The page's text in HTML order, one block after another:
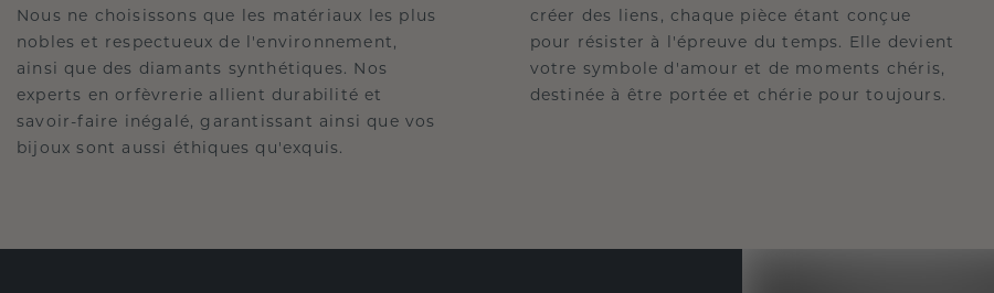
Nous ne choisissons que les matériaux les plus
nobles et respectueux de l'environnement,
ainsi que des diamants synthétiques. Nos
experts en orfèvrerie allient durabilité et
savoir-faire inégalé, garantissant ainsi que vos
bijoux sont aussi éthiques qu'exquis.
créer des liens, chaque pièce étant conçue
pour résister à l'épreuve du temps. Elle devient
votre symbole d'amour et de moments chéris,
destinée à être portée et chérie pour toujours.